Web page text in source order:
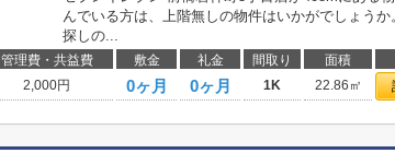
んでいる方は、上階無しの物件はいかがでしょう
探しの...
管理費・共益費 敷金 礼金 間取り 面積
2,000円 0ヶ月 0ヶ月 1K 22.86㎡